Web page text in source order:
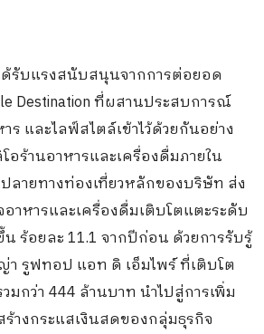
รับแรงสนับสนุนจากการต่อยอด
Destination ที่ผสานประสบการณ์
และไลฟ์สไตล์เข้าไว้ด้วยกันอย่าง
ร้านอาหารและเครื่องดื่มภายใน
ลายทางท่องเที่ยวหลักของบริษัท ส่ง
อาหารและเครื่องดื่มเติบโตแตะระดับ
ร้อยละ 11.1 จากปีก่อน ด้วยการรับรู้
า รูฟทอป แอท ดิ เอ็มไพร์ ที่เติบโต
มกว่า 444 ล้านบาท นำไปสู่การเพิ่ม
ร้างกระแสเงินสดของกลุ่มธุรกิจ